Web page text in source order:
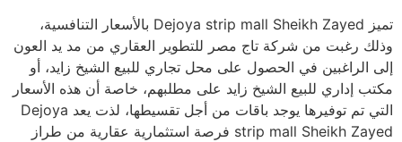
تميز Dejoya strip mall Sheikh Zayed بالأسعار التنافسية،
وذلك رغبت من شركة تاج مصر للتطوير العقاري من مد يد العون
إلى الراغبين في الحصول على محل تجاري للبيع الشيخ زايد، أو
مكتب إداري للبيع الشيخ زايد على مطلبهم، خاصة أن هذه الأسعار
التي تم توفيرها يوجد باقات من أجل تقسيطها، لذت يعد Dejoya
strip mall Sheikh Zayed فرصة استثمارية عقارية من طراز